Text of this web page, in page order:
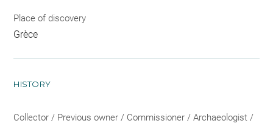
Place of discovery
Grèce
HISTORY
Collector / Previous owner / Commissioner / Archaeologist /